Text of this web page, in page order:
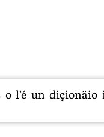
l’é un